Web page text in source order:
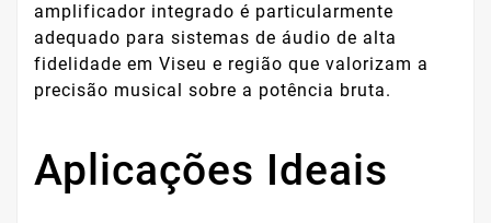
amplificador integrado é particularmente
adequado para sistemas de áudio de alta
fidelidade em Viseu e região que valorizam a
precisão musical sobre a potência bruta.
Aplicações Ideais